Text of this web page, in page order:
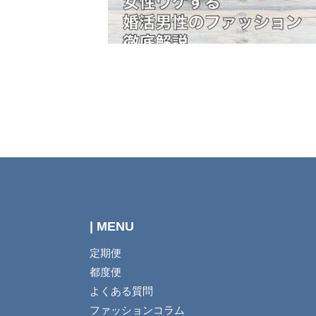
| MENU
定期便
都度便
よくある質問
ファッションコラム